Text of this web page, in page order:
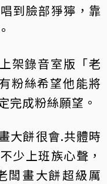
到臉部猙獰，靠
架錄音室版「老
粉絲希望他能將
完成粉絲願望。
大餅很會.共體時
少上班族心聲，
闆畫大餅超級厲